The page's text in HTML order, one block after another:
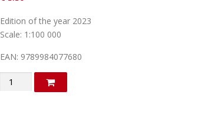
Edition of the year 2023
Scale: 1:100 000
EAN: 9789984077680
produkto